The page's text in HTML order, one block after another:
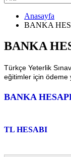
Anasayfa
BANKA
BANKA
Türkçe Yeterlik
eğitimler için ödeme
BANKA
TL HESABI